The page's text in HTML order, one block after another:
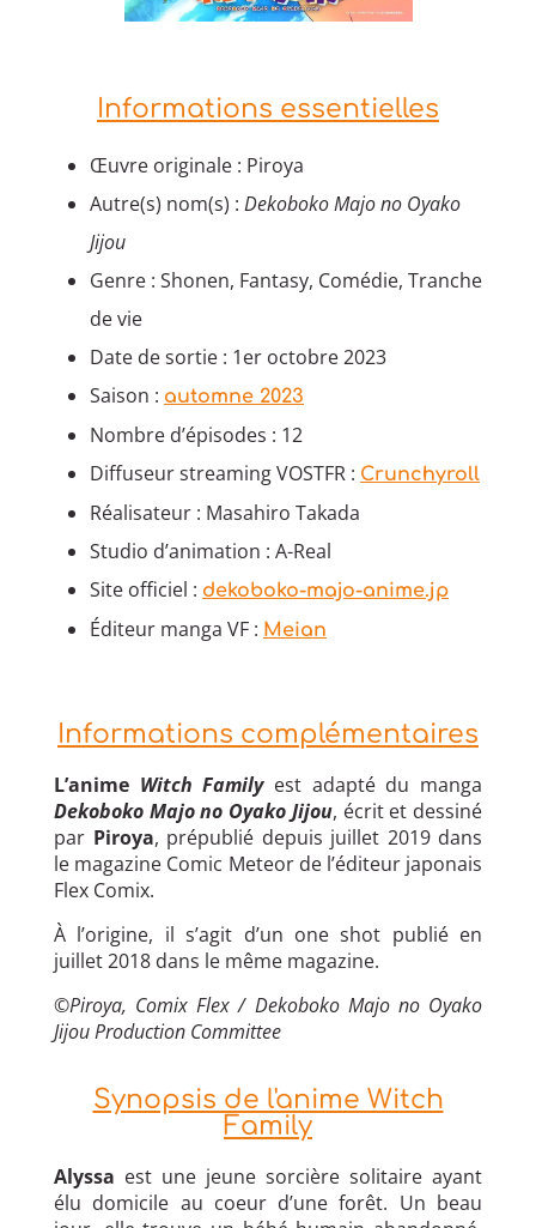
Informations essentielles
Œuvre originale : Piroya
Autre(s) nom(s) : Dekoboko Majo no Oyako
Jijou
Genre : Shonen, Fantasy, Comédie, Tranche
de vie
Date de sortie : 1er octobre 2023
Saison : automne 2023
Nombre d’épisodes : 12
Diffuseur streaming VOSTFR : Crunchyroll
Réalisateur : Masahiro Takada
Studio d’animation : A-Real
Site officiel : dekoboko-majo-anime.jp
Éditeur manga VF : Meian
Informations complémentaires
L’anime Witch Family est adapté du manga
Dekoboko Majo no Oyako Jijou, écrit et dessiné
par Piroya, prépublié depuis juillet 2019 dans
le magazine Comic Meteor de l’éditeur japonais
Flex Comix.
À l’origine, il s’agit d’un one shot publié en
juillet 2018 dans le même magazine.
©Piroya, Comix Flex / Dekoboko Majo no Oyako
Jijou Production Committee
Synopsis de l'anime Witch
Family
Alyssa est une jeune sorcière solitaire ayant
élu domicile au coeur d’une forêt. Un beau